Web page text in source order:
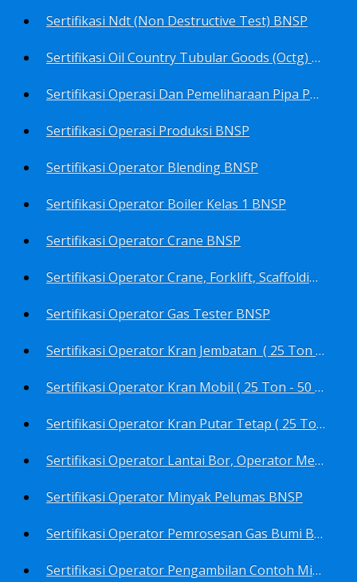
Sertifikasi Ndt (Non Destructive Test) BNSP
Sertifikasi Oil Country Tubular Goods (Octg) BNSP
Sertifikasi Operasi Dan Pemeliharaan Pipa Penyalur BNSP
Sertifikasi Operasi Produksi BNSP
Sertifikasi Operator Blending BNSP
Sertifikasi Operator Boiler Kelas 1 BNSP
Sertifikasi Operator Crane BNSP
Sertifikasi Operator Crane, Forklift, Scaffolding/Scaffolder, Boiler, Rigger BNSP
Sertifikasi Operator Gas Tester BNSP
Sertifikasi Operator Kran Jembatan ( 25 Ton - 50 Ton - > 50 ) BNSP
Sertifikasi Operator Kran Mobil ( 25 Ton - 50 Ton - > 50 ) BNSP
Sertifikasi Operator Kran Putar Tetap ( 25 Ton - 50 Ton - > 50 ) BNSP
Sertifikasi Operator Lantai Bor, Operator Menara Bor, Juru Bor, Ahli Pengendali Pengeboran BNSP
Sertifikasi Operator Minyak Pelumas BNSP
Sertifikasi Operator Pemrosesan Gas Bumi BNSP
Sertifikasi Operator Pengambilan Contoh Minyak Bumi, Gas Bumi, Bbm- Bbn- Pelumas, Udara, Limbah, Air BNSP